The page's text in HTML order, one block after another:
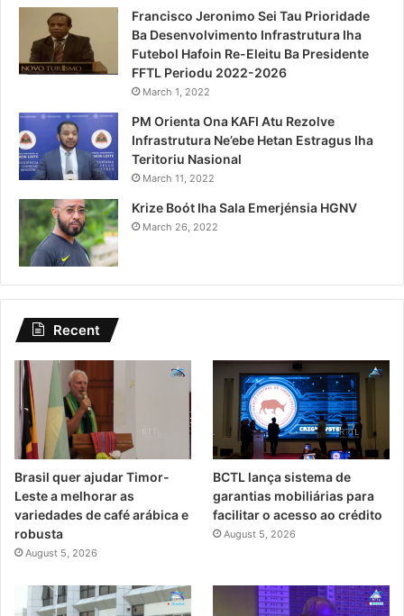
Francisco Jeronimo Sei Tau Prioridade
Ba Desenvolvimento Infrastrutura Iha
Futebol Hafoin Re-Eleitu Ba Presidente
FFTL Periodu 2022-2026
March 1, 2022
PM Orienta Ona KAFI Atu Rezolve
Infrastrutura Ne’ebe Hetan Estragus Iha
Teritoriu Nasional
March 11, 2022
Krize Boót Iha Sala Emerjénsia HGNV
March 26, 2022
Recent
Brasil quer ajudar Timor-
Leste a melhorar as
variedades de café arábica e
robusta
August 5, 2026
BCTL lança sistema de
garantias mobiliárias para
facilitar o acesso ao crédito
August 5, 2026